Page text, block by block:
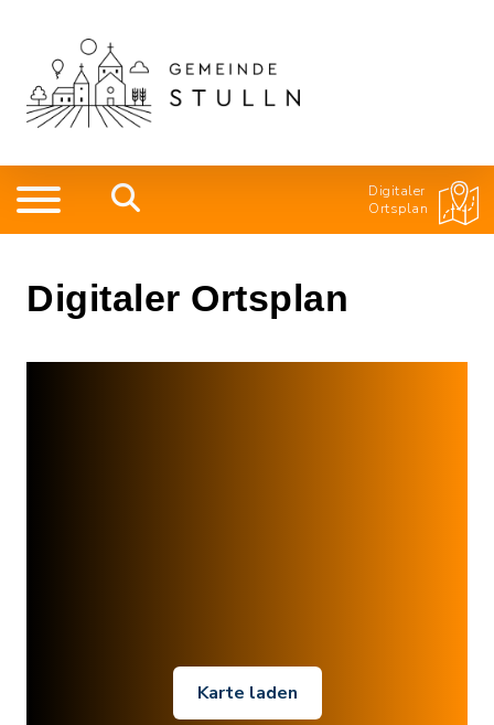
Digitaler
Ortsplan
Digitaler Ortsplan
Karte laden